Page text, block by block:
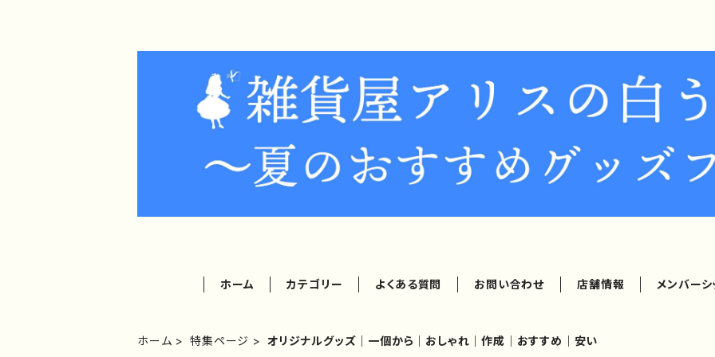
ホーム カテゴリー よくある質問 お問い合わせ 店舗情報 メンバーシ
ホーム 特集ページ オリジナルグッズ｜一個から｜おしゃれ｜作成｜おすすめ｜安い